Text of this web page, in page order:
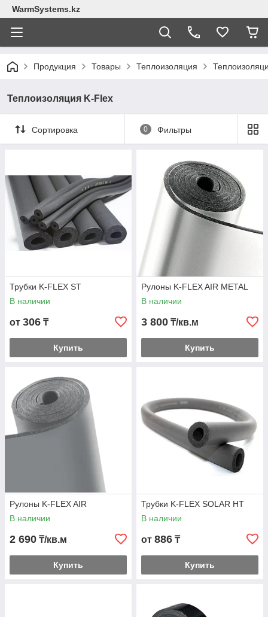
WarmSystems.kz
Продукция Товары Теплоизоляция
Теплоизоляция K-Flex
Сортировка 0 Фильтры
Трубки K-FLEX ST
В наличии
от 306 ₸
Купить
Рулоны K-FLEX AIR METAL
В наличии
3 800 ₸/кв.м
Купить
Рулоны K-FLEX AIR
В наличии
2 690 ₸/кв.м
Купить
Трубки K-FLEX SOLAR HT
В наличии
от 886 ₸
Купить